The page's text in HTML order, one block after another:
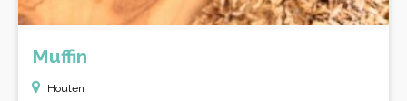
Muffin
Houten